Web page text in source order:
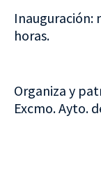
Inauguración:
horas.
Organiza y
Excmo. Ayto.